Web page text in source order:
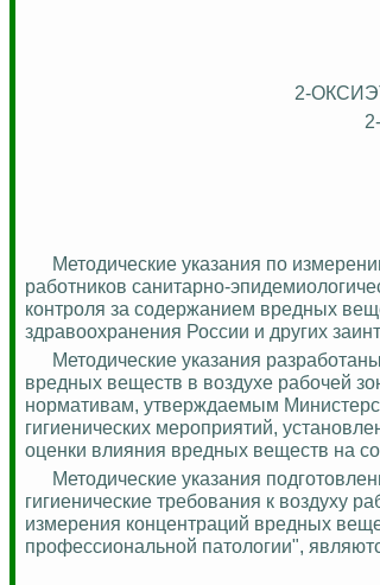
2-
Методические указания по
работников санитарно-
контроля за содержанием вредных
здравоохранения России и других
Методические указания
вредных веществ в воздухе рабочей
нормативам, утверждаемым
гигиенических мероприятий,
оценки влияния вредных веществ на
Методические указания
гигиенические требования к воздуху
измерения концентраций вредных
профессиональной патологии",